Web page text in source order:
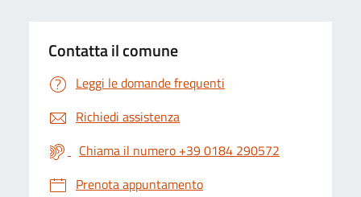
Contatta il comune
Leggi le domande frequenti
Richiedi assistenza
Chiama il numero +39 0184 290572
Prenota appuntamento